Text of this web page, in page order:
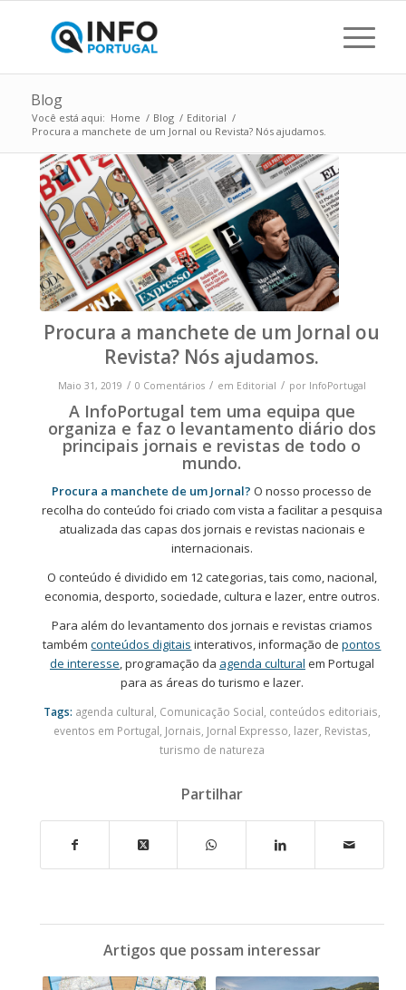
Blog
Você está aqui: Home / Blog / Editorial /
Procura a manchete de um Jornal ou Revista? Nós ajudamos.
Procura a manchete de um Jornal ou
Revista? Nós ajudamos.
Maio 31, 2019 / 0 Comentários / em Editorial / por InfoPortugal
A InfoPortugal tem uma equipa que
organiza e faz o levantamento diário dos
principais jornais e revistas de todo o
mundo.
Procura a manchete de um Jornal?O nosso processo de
recolha do conteúdo foi criado com vista a facilitar a pesquisa
atualizada das capas dos jornais e revistas nacionais e
internacionais.
O conteúdo é dividido em 12 categorias, tais como, nacional,
economia, desporto, sociedade, cultura e lazer, entre outros.
Para além do levantamento dos jornais e revistas criamos
tambémconteúdos digitais interativos, informação depontos
de interesse, programação da agenda cultural em Portugal
para as áreas do turismo e lazer.
Tags: agenda cultural, Comunicação Social, conteúdos editoriais,
eventos em Portugal, Jornais, Jornal Expresso, lazer, Revistas,
turismo de natureza
Partilhar
Artigos que possam interessar